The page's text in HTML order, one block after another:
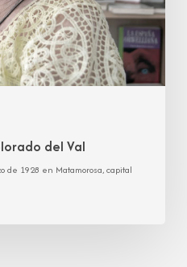
del Val
de 1928 en Matamorosa, capital